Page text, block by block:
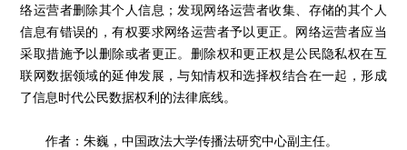
络运营者删除其个人信息；发现网络运营者收集、存储的其个人
信息有错误的，有权要求网络运营者予以更正。网络运营者应当
采取措施予以删除或者更正。删除权和更正权是公民隐私权在互
联网数据领域的延伸发展，与知情权和选择权结合在一起，形成
了信息时代公民数据权利的法律底线。
作者：朱巍，中国政法大学传播法研究中心副主任。